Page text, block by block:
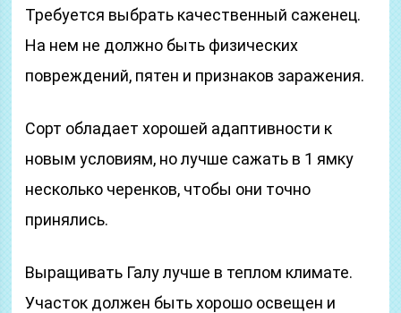
Требуется выбрать качественный саженец.
На нем не должно быть физических
повреждений, пятен и признаков заражения.
Сорт обладает хорошей адаптивности к
новым условиям, но лучше сажать в 1 ямку
несколько черенков, чтобы они точно
принялись.
Выращивать Галу лучше в теплом климате.
Участок должен быть хорошо освещен и